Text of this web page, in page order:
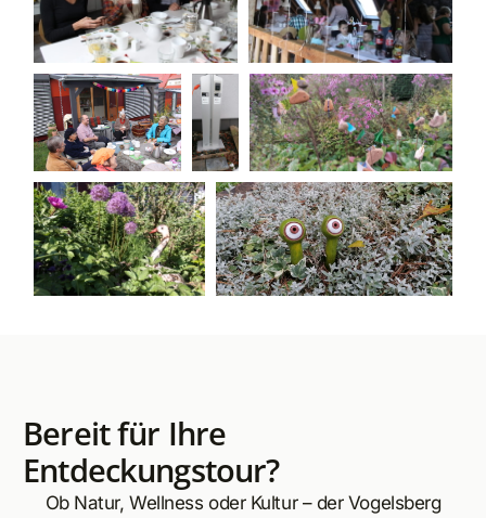
Bereit für Ihre
Entdeckungstour?
Ob Natur, Wellness oder Kultur – der Vogelsberg